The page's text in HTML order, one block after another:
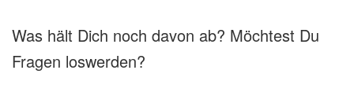
Was hält Dich noch davon ab? Möchtest Du
Fragen loswerden?